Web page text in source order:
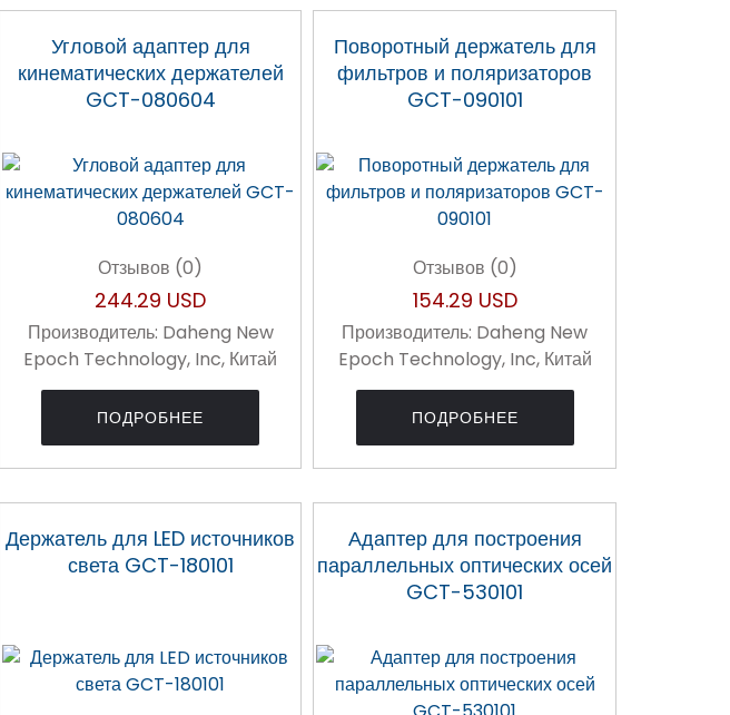
Угловой адаптер для
кинематических держателей
GCT-080604
Отзывов (0)
244.29 USD
Производитель: Daheng New
Epoch Technology, Inc, Китай
ПОДРОБНЕЕ
Поворотный держатель для
фильтров и поляризаторов
GCT-090101
Отзывов (0)
154.29 USD
Производитель: Daheng New
Epoch Technology, Inc, Китай
ПОДРОБНЕЕ
Держатель для LED источников
света GCT-180101
Адаптер для построения
параллельных оптических осей
GCT-530101